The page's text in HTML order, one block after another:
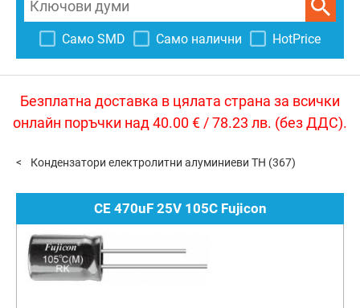
Само SMD Само налични HotPrice
Безплатна доставка в цялата страна за всички
онлайн поръчки над 40.00 € / 78.23 лв. (без ДДС).
Кондензатори електролитни алуминиеви TH (367)
CE 470uF 25V 105C Fujicon